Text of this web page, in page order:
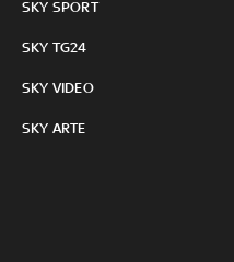
SKY SPORT
SKY TG24
SKY VIDEO
SKY ARTE